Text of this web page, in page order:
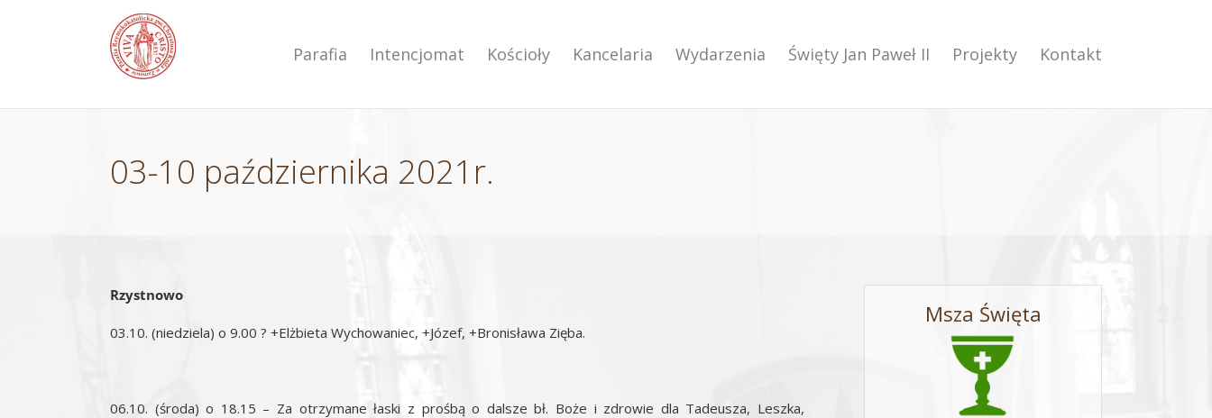
Parafia Intencjomat Kościoły Kancelaria Wydarzenia Święty Jan Paweł II Projekty Kontakt
03-10 października 2021r.
Rzystnowo
03.10. (niedziela) o 9.00 ? +Elżbieta Wychowaniec, +Józef, +Bronisława Zięba.
06.10. (środa) o 18.15 – Za otrzymane łaski z prośbą o dalsze bł. Boże i zdrowie dla Tadeusza, Leszka,
Msza Święta